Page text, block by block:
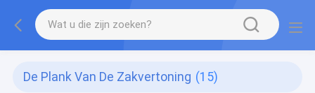
De Plank Van De Zakvertoning (15)